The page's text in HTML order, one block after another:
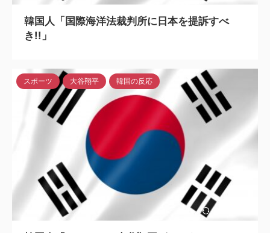
韓国人「国際海洋法裁判所に日本を提訴すべ
き!!」
2024/5/6
スポーツ 大谷翔平 韓国の反応